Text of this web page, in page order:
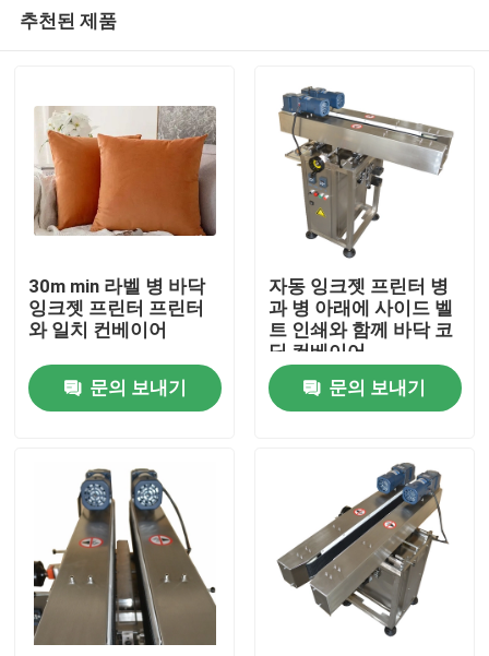
비디오
우리 에 관한 것
추천된 제품
30m min 라벨 병 바닥
잉크젯 프린터 프린터
와 일치 컨베이어
문의 보내기
자동 잉크젯 프린터 병
과 병 아래에 사이드 벨
트 인쇄와 함께 바닥 코
딩 컨베이어
문의 보내기